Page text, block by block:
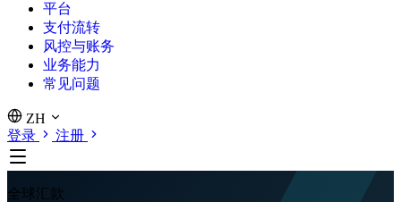
平台
支付流转
风控与账务
业务能力
常见问题
ZH
登录
注册
全球汇款